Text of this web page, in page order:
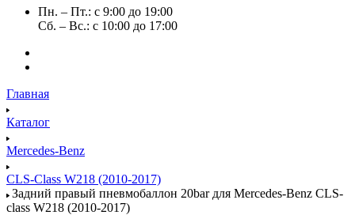
Пн. – Пт.: с 9:00 до 19:00
Сб. – Вс.: с 10:00 до 17:00
Главная
Каталог
Mercedes-Benz
CLS-Class W218 (2010-2017)
Задний правый пневмобаллон 20bar для Mercedes-Benz CLS-
class W218 (2010-2017)